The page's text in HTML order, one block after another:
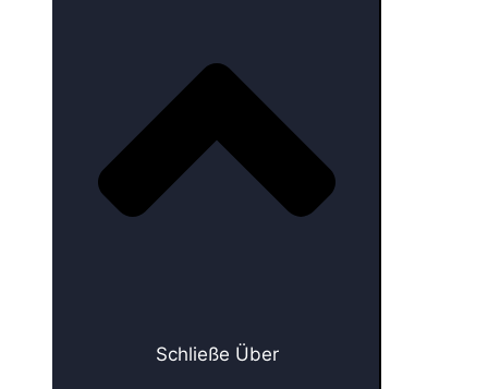
Schließe Über